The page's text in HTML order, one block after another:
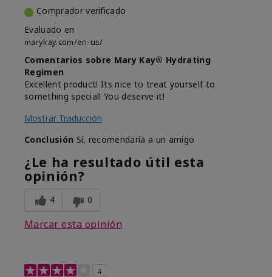
Comprador verificado
Evaluado en
marykay.com/en-us/
Comentarios sobre Mary Kay® Hydrating
Regimen
Excellent product! Its nice to treat yourself to
something special! You deserve it!
Mostrar Traducción
Conclusión Sí, recomendaría a un amigo
¿Le ha resultado útil esta
opinión?
4 0
Marcar esta opinión
4